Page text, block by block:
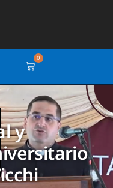
0
y